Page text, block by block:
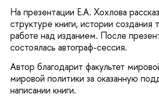
На презентации Е.А. Хохлова
структуре книги, истории создания
работе над изданием. После
состоялась автограф-сессия.
Автор благодарит факультет
мировой политики за оказанную
написании книги.